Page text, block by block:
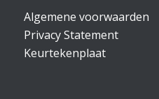
Algemene voorwaarden
Privacy Statement
Keurtekenplaat